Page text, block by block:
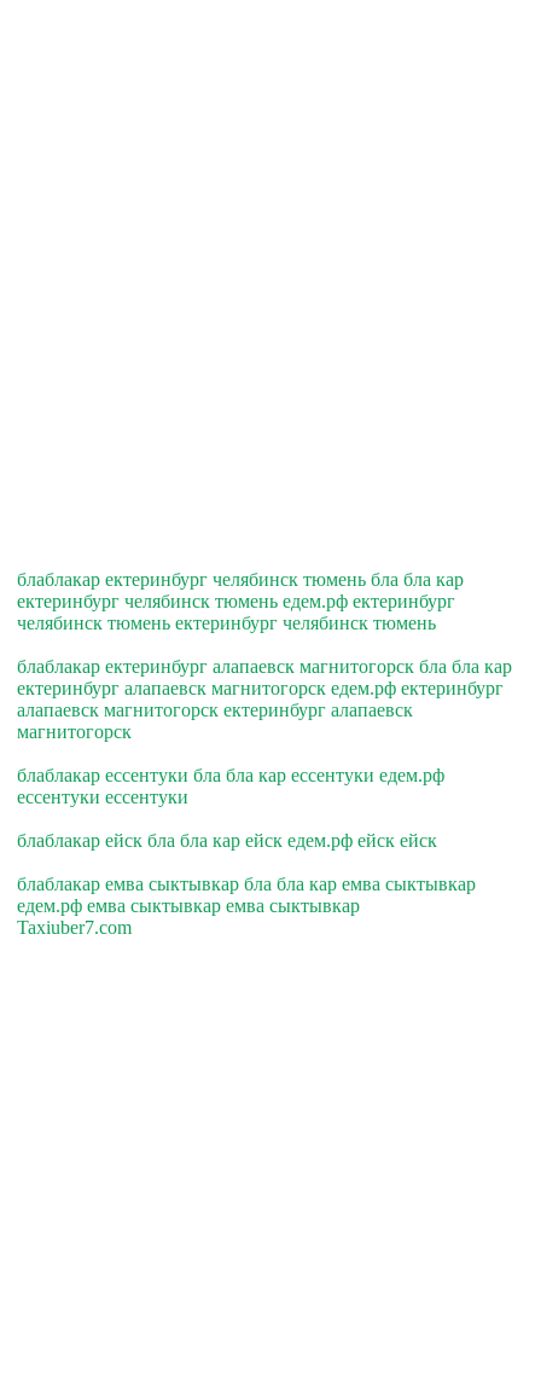
блаблакар ектеринбург челябинск тюмень бла бла кар
ектеринбург челябинск тюмень едем.рф ектеринбург
челябинск тюмень ектеринбург челябинск тюмень
блаблакар ектеринбург алапаевск магнитогорск бла бла кар
ектеринбург алапаевск магнитогорск едем.рф ектеринбург
алапаевск магнитогорск ектеринбург алапаевск
магнитогорск
блаблакар ессентуки бла бла кар ессентуки едем.рф
ессентуки ессентуки
блаблакар ейск бла бла кар ейск едем.рф ейск ейск
блаблакар емва сыктывкар бла бла кар емва сыктывкар
едем.рф емва сыктывкар емва сыктывкар
Taxiuber7.com